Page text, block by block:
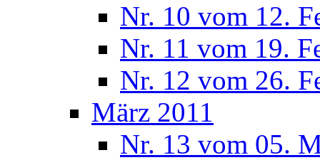
Nr. 10 vom 12.
Nr. 11 vom 19.
Nr. 12 vom 26.
März 2011
Nr. 13 vom 05.